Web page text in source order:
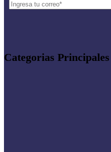
Categorias Principales